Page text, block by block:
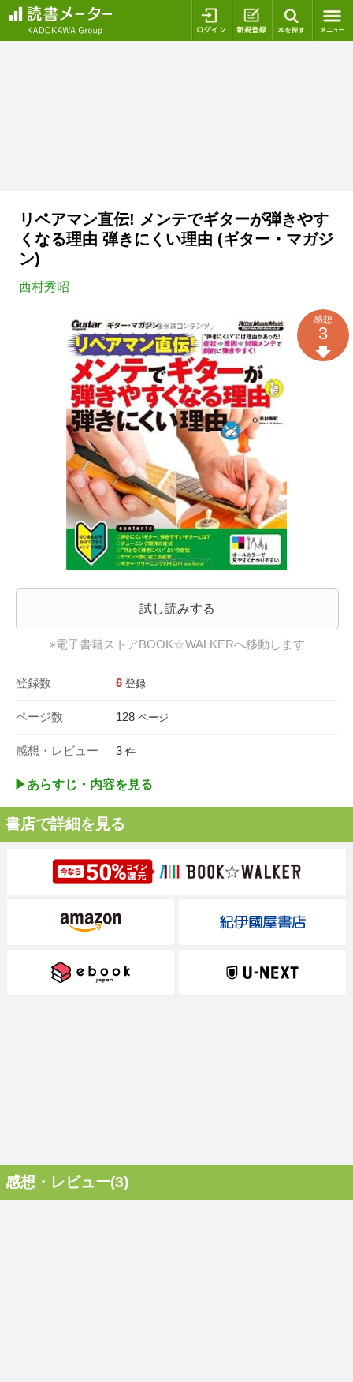
ログイン 新規登録
リペアマン直伝! メンテでギターが弾きやす
くなる理由 弾きにくい理由 (ギター・マガジ
ン)
西村秀昭
試し読みする
※電子書籍ストアBOOK☆WALKERへ移動します
登録数 6 登録
ページ数 128 ページ
感想・レビュー 3 件
感想
3
▶︎あらすじ・内容を見る
書店で詳細を見る
感想・レビュー(3)